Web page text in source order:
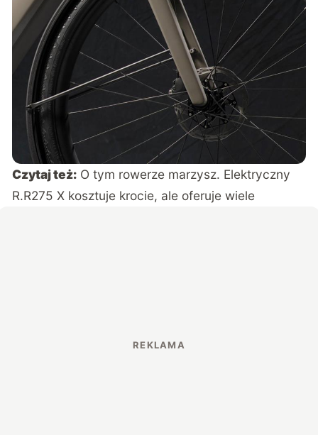
Czytaj też: O tym rowerze marzysz. Elektryczny
R.R275 X kosztuje krocie, ale oferuje wiele